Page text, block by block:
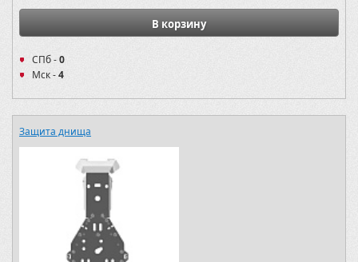
В корзину
СПб -0
Мск -4
Защита днища